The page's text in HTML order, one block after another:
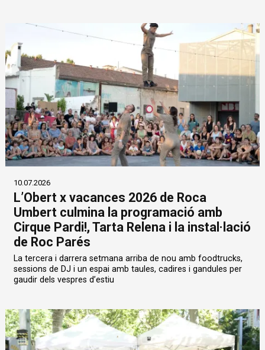
10.07.2026
L’Obert x vacances 2026 de Roca
Umbert culmina la programació amb
Cirque Pardi!, Tarta Relena i la instal·lació
de Roc Parés
La tercera i darrera setmana arriba de nou amb foodtrucks,
sessions de DJ i un espai amb taules, cadires i gandules per
gaudir dels vespres d’estiu